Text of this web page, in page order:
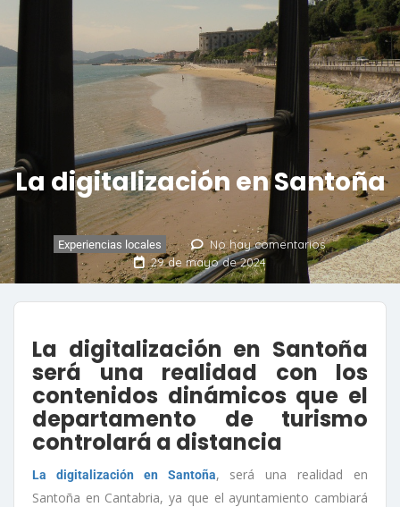
La digitalización en Santoña
Experiencias locales
No hay comentarios
29 de mayo de 2024
La digitalización en Santoña
será una realidad con los
contenidos dinámicos que el
departamento de turismo
controlará a distancia
La digitalización en Santoña, será una realidad en
Santoña en Cantabria, ya que el ayuntamiento cambiará